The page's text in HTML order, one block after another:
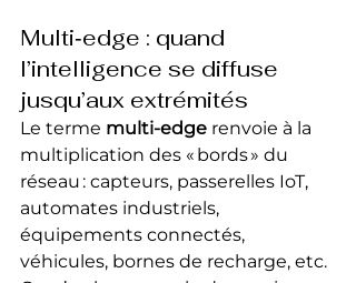
Multi‑edge : quand
l’intelligence se diffuse
jusqu’aux extrémités
Le terme multi‑edge renvoie à la
multiplication des « bords » du
réseau : capteurs, passerelles IoT,
automates industriels,
équipements connectés,
véhicules, bornes de recharge, etc.